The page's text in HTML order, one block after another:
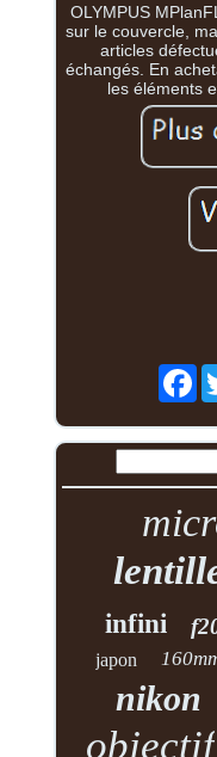
OLYMPUS
sur le couvercle,
articles
échangés. En
les éléments
infini
japon
nikon
objectif